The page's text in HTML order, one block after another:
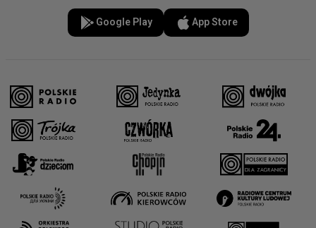
Google Play App Store